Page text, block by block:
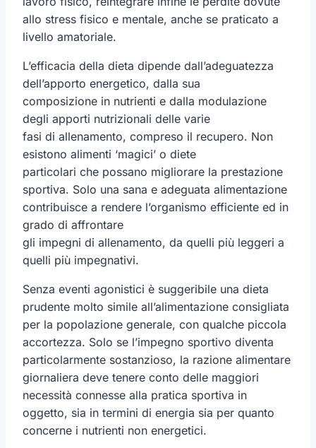
allo stress fisico e mentale, anche se praticato a
livello amatoriale.
L’efficacia della dieta dipende dall’adeguatezza
dell’apporto energetico, dalla sua
composizione in nutrienti e dalla modulazione
degli apporti nutrizionali delle varie
fasi di allenamento, compreso il recupero. Non
esistono alimenti ‘magici’ o diete
particolari che possano migliorare la prestazione
sportiva. Solo una sana e adeguata alimentazione
contribuisce a rendere l’organismo efficiente ed in
grado di affrontare
gli impegni di allenamento, da quelli più leggeri a
quelli più impegnativi.
Senza eventi agonistici è suggeribile una dieta
prudente molto simile all’alimentazione consigliata
per la popolazione generale, con qualche piccola
accortezza. Solo se l’impegno sportivo diventa
particolarmente sostanzioso, la razione alimentare
giornaliera deve tenere conto delle maggiori
necessità connesse alla pratica sportiva in
oggetto, sia in termini di energia sia per quanto
concerne i nutrienti non energetici.